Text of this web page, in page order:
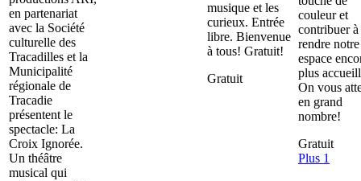
en partenariat
avec la Société
culturelle des
Tracadilles et la
Municipalité
régionale de
Tracadie
présentent le
spectacle: La
Croix Ignorée.
Un théâtre
musical qui
musique et les
curieux. Entrée
libre. Bienvenue
à tous! Gratuit!
Gratuit
couleur et
contribuer à
rendre notre
espace
plus
On vous
en grand
nombre!
Gratuit
Plus 1